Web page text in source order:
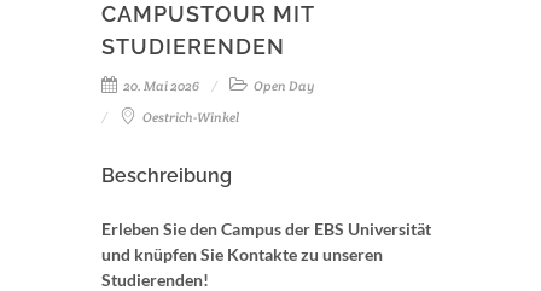
CAMPUSTOUR MIT
STUDIERENDEN
20. Mai 2026
Open Day
Oestrich-Winkel
Beschreibung
Erleben Sie den Campus der EBS Universität
und knüpfen Sie Kontakte zu unseren
Studierenden!